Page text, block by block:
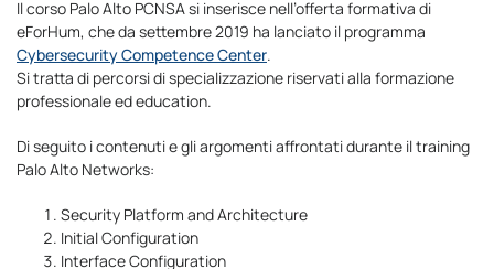
Il corso Palo Alto PCNSA si inserisce nell’offerta formativa di
eForHum, che da settembre 2019 ha lanciato il programma
Cybersecurity Competence Center.
Si tratta di percorsi di specializzazione riservati alla formazione
professionale ed education.
Di seguito i contenuti e gli argomenti affrontati durante il training
Palo Alto Networks:
Security Platform and Architecture
Initial Configuration
Interface Configuration